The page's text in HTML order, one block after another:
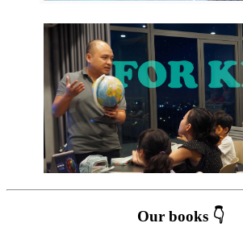
Our books 👇